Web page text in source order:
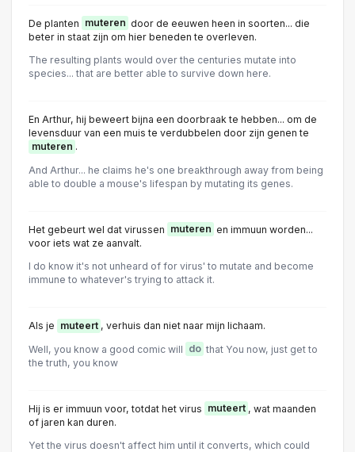
De planten muteren door de eeuwen heen in soorten... die
beter in staat zijn om hier beneden te overleven.
The resulting plants would over the centuries mutate into
species... that are better able to survive down here.
En Arthur, hij beweert bijna een doorbraak te hebben... om de
levensduur van een muis te verdubbelen door zijn genen te
muteren .
And Arthur... he claims he's one breakthrough away from being
able to double a mouse's lifespan by mutating its genes.
Het gebeurt wel dat virussen muteren en immuun worden...
voor iets wat ze aanvalt.
I do know it's not unheard of for virus' to mutate and become
immune to whatever's trying to attack it.
Als je muteert , verhuis dan niet naar mijn lichaam.
Well, you know a good comic will do that You now, just get to
the truth, you know
Hij is er immuun voor, totdat het virus muteert , wat maanden
of jaren kan duren.
Yet the virus doesn't affect him until it converts, which could